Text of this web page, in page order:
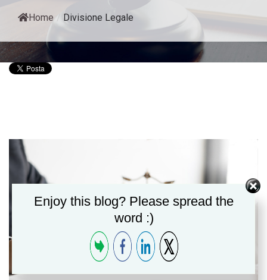
Home Divisione Legale
Enjoy this blog? Please spread the
word :)